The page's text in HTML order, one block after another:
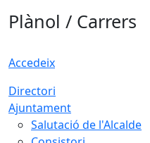
Plànol / Carrers
Accedeix
Directori
Ajuntament
Salutació de l'Alcalde